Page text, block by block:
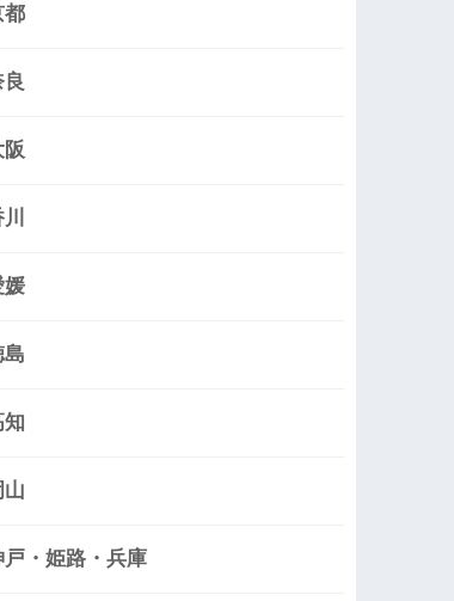
都
阪
媛
島
知
山
戸・姫路・兵庫